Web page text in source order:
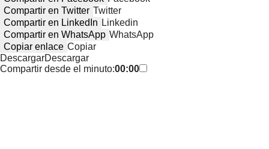
Compartir en Twitter Twitter
Compartir en LinkedIn Linkedin
Compartir en WhatsApp WhatsApp
Copiar enlace Copiar
DescargarDescargar
Compartir desde el minuto:00:00